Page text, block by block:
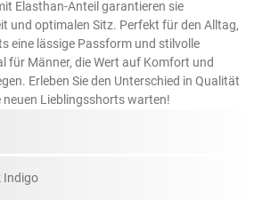
Elasthan-Anteil garantieren sie
und optimalen Sitz. Perfekt für den Alltag,
eine lässige Passform und stilvolle
für Männer, die Wert auf Komfort und
Erleben Sie den Unterschied in Qualität
neuen Lieblingsshorts warten!
Indigo